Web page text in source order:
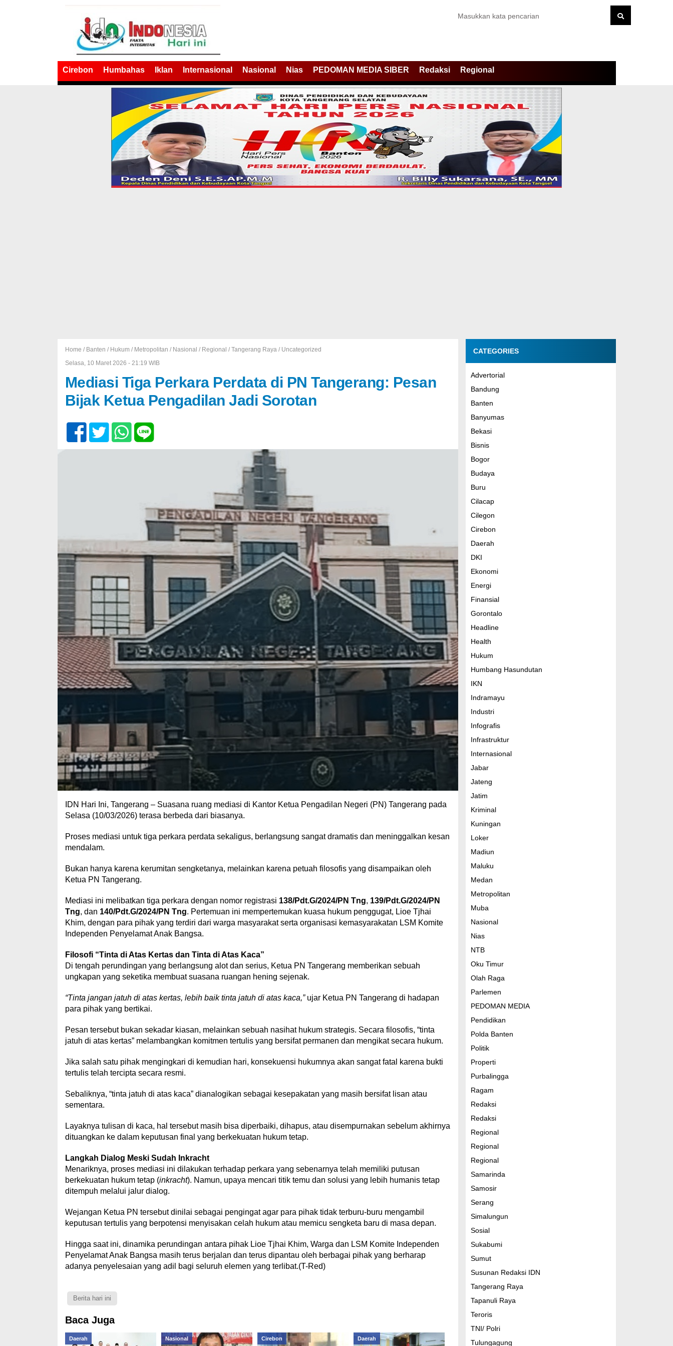
Cirebon Humbahas Iklan Internasional Nasional Nias PEDOMAN MEDIA SIBER Redaksi Regional
Home / Banten / Hukum/ Metropolitan / Nasional / Regional / Tangerang Raya/ Uncategorized
Selasa, 10 Maret 2026 - 21:19 WIB
Mediasi Tiga Perkara Perdata di PN Tangerang: Pesan
Bijak Ketua Pengadilan Jadi Sorotan
IDN Hari Ini, Tangerang – Suasana ruang mediasi di Kantor Ketua Pengadilan Negeri (PN) Tangerang pada
Selasa (10/03/2026) terasa berbeda dari biasanya.
Proses mediasi untuk tiga perkara perdata sekaligus, berlangsung sangat dramatis dan meninggalkan kesan
mendalam.
Bukan hanya karena kerumitan sengketanya, melainkan karena petuah filosofis yang disampaikan oleh
Ketua PN Tangerang.
Mediasi ini melibatkan tiga perkara dengan nomor registrasi 138/Pdt.G/2024/PN Tng, 139/Pdt.G/2024/PN
Tng, dan 140/Pdt.G/2024/PN Tng. Pertemuan ini mempertemukan kuasa hukum penggugat, Lioe Tjhai
Khim, dengan para pihak yang terdiri dari warga masyarakat serta organisasi kemasyarakatan LSM Komite
Independen Penyelamat Anak Bangsa.
Filosofi “Tinta di Atas Kertas dan Tinta di Atas Kaca”
Di tengah perundingan yang berlangsung alot dan serius, Ketua PN Tangerang memberikan sebuah
ungkapan yang seketika membuat suasana ruangan hening sejenak.
“Tinta jangan jatuh di atas kertas, lebih baik tinta jatuh di atas kaca,”ujar Ketua PN Tangerang di hadapan
para pihak yang bertikai.
Pesan tersebut bukan sekadar kiasan, melainkan sebuah nasihat hukum strategis. Secara filosofis, “tinta
jatuh di atas kertas” melambangkan komitmen tertulis yang bersifat permanen dan mengikat secara hukum.
Jika salah satu pihak mengingkari di kemudian hari, konsekuensi hukumnya akan sangat fatal karena bukti
tertulis telah tercipta secara resmi.
Sebaliknya, “tinta jatuh di atas kaca” dianalogikan sebagai kesepakatan yang masih bersifat lisan atau
sementara.
Layaknya tulisan di kaca, hal tersebut masih bisa diperbaiki, dihapus, atau disempurnakan sebelum akhirnya
dituangkan ke dalam keputusan final yang berkekuatan hukum tetap.
Langkah Dialog Meski Sudah Inkracht
Menariknya, proses mediasi ini dilakukan terhadap perkara yang sebenarnya telah memiliki putusan
berkekuatan hukum tetap (inkracht). Namun, upaya mencari titik temu dan solusi yang lebih humanis tetap
ditempuh melalui jalur dialog.
Wejangan Ketua PN tersebut dinilai sebagai pengingat agar para pihak tidak terburu-buru mengambil
keputusan tertulis yang berpotensi menyisakan celah hukum atau memicu sengketa baru di masa depan.
Hingga saat ini, dinamika perundingan antara pihak Lioe Tjhai Khim, Warga dan LSM Komite Independen
Penyelamat Anak Bangsa masih terus berjalan dan terus dipantau oleh berbagai pihak yang berharap
adanya penyelesaian yang adil bagi seluruh elemen yang terlibat.(T-Red)
Berita hari ini
Baca Juga
Daerah Nasional Cirebon Daerah
CATEGORIES
Advertorial
Bandung
Banten
Banyumas
Bekasi
Bisnis
Bogor
Budaya
Buru
Cilacap
Cilegon
Cirebon
Daerah
DKI
Ekonomi
Energi
Finansial
Gorontalo
Headline
Health
Hukum
Humbang Hasundutan
IKN
Indramayu
Industri
Infografis
Infrastruktur
Internasional
Jabar
Jateng
Jatim
Kriminal
Kuningan
Loker
Madiun
Maluku
Medan
Metropolitan
Muba
Nasional
Nias
NTB
Oku Timur
Olah Raga
Parlemen
PEDOMAN MEDIA
Pendidikan
Polda Banten
Politik
Properti
Purbalingga
Ragam
Redaksi
Redaksi
Regional
Regional
Regional
Samarinda
Samosir
Serang
Simalungun
Sosial
Sukabumi
Sumut
Susunan Redaksi IDN
Tangerang Raya
Tapanuli Raya
Teroris
TNI/ Polri
Tulungagung